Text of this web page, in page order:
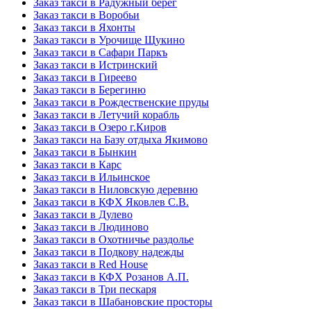
Заказ такси в Радужный берег
Заказ такси в Воробьи
Заказ такси в Яхонты
Заказ такси в Урочище Щукино
Заказ такси в Сафари Паркъ
Заказ такси в Истринский
Заказ такси в Гиреево
Заказ такси в Берегиню
Заказ такси в Рождественские пруды
Заказ такси в Летучий корабль
Заказ такси в Озеро г.Киров
Заказ такси на Базу отдыха Якимово
Заказ такси в Бынкин
Заказ такси в Карс
Заказ такси в Ильинское
Заказ такси в Ниловскую деревню
Заказ такси в КФХ Яковлев С.В.
Заказ такси в Дулево
Заказ такси в Людиново
Заказ такси в Охотничье раздолье
Заказ такси в Подкову надежды
Заказ такси в Red Hоusе
Заказ такси в КФХ Розанов А.П.
Заказ такси в Три пескаря
Заказ такси в Шабановские просторы